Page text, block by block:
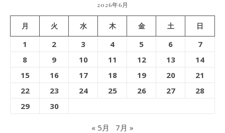
2026年6月
月 火 水 木 金 土 日
1 2 3 4 5 6
7
8
9 10 11 12 13
14
15
16 17 18 19 20
21
22
23 24 25 26 27
28
29
30
« 5月 7月 »